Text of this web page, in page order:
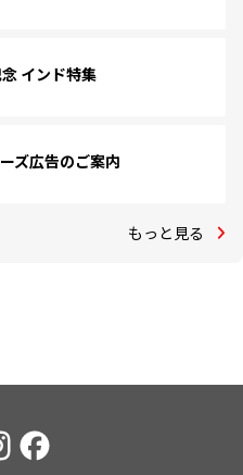
インド特集
ズ広告のご案内
もっと見る